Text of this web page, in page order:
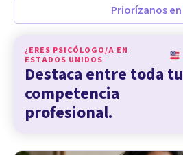
Priorízanos en
¿ERES PSICÓLOGO/A EN
ESTADOS UNIDOS
Destaca entre toda tu
competencia
profesional.